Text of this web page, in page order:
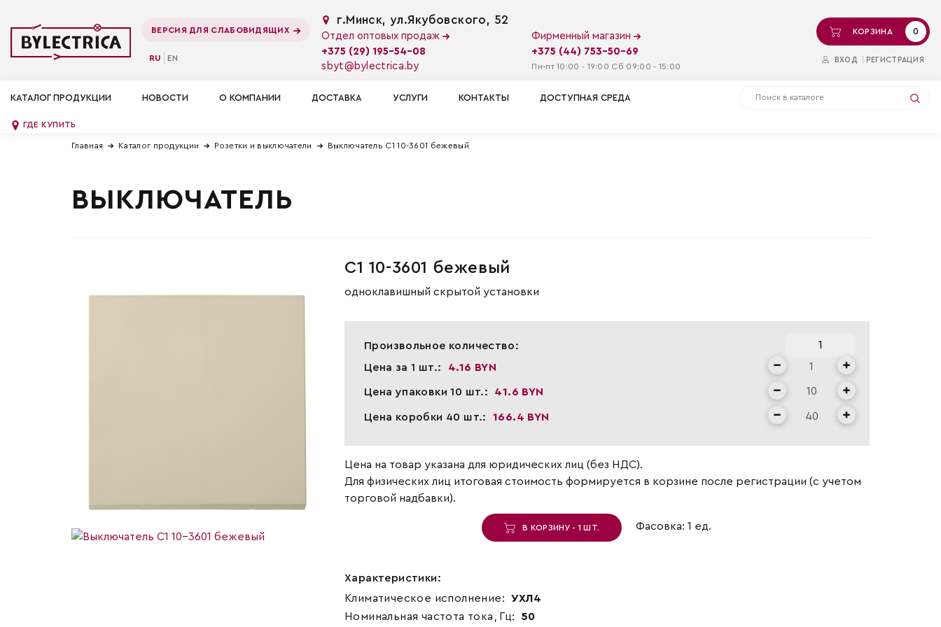
ВЕРСИЯ ДЛЯ СЛАБОВИДЯЩИХ
RU EN
г.Минск, ул.Якубовского, 52
Отдел оптовых продаж
+375 (29) 195-54-08
sbyt@bylectrica.by
Фирменный магазин
+375 (44) 753-50-69
Пн-пт 10:00 - 19:00 Сб 09:00 - 15:00
КОРЗИНА 0
ВХОД РЕГИСТРАЦИЯ
КАТАЛОГ ПРОДУКЦИИ НОВОСТИ О КОМПАНИИ ДОСТАВКА УСЛУГИ КОНТАКТЫ ДОСТУПНАЯ СРЕДА
ГДЕ КУПИТЬ
Главная Каталог продукции Розетки и выключатели Выключатель С1 10-3601 бежевый
ВЫКЛЮЧАТЕЛЬ
С1 10-3601 бежевый
одноклавишный скрытой установки
Произвольное количество:
Цена за 1 шт.:
4.16 BYN
Цена упаковки 10 шт.: 41.6 BYN
Цена коробки 40 шт.: 166.4 BYN
Цена на товар указана для юридических лиц (без НДС).
Для физических лиц итоговая стоимость формируется в корзине после регистрации (с учетом
торговой надбавки).
В КОРЗИНУ - 1 ШТ. Фасовка: 1 ед.
Характеристики:
Климатическое исполнение:
УХЛ4
Номинальная частота тока, Гц:
50